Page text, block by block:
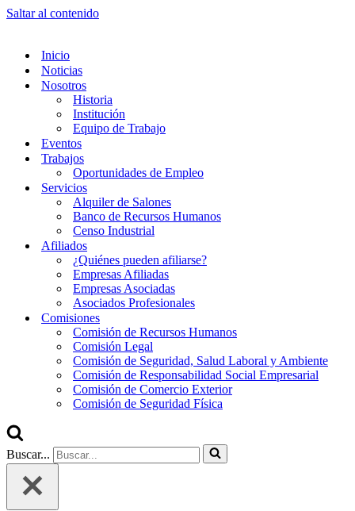
Saltar al contenido
Inicio
Noticias
Nosotros
Historia
Institución
Equipo de Trabajo
Eventos
Trabajos
Oportunidades de Empleo
Servicios
Alquiler de Salones
Banco de Recursos Humanos
Censo Industrial
Afiliados
¿Quiénes pueden afiliarse?
Empresas Afiliadas
Empresas Asociadas
Asociados Profesionales
Comisiones
Comisión de Recursos Humanos
Comisión Legal
Comisión de Seguridad, Salud Laboral y Ambiente
Comisión de Responsabilidad Social Empresarial
Comisión de Comercio Exterior
Comisión de Seguridad Física
Buscar...